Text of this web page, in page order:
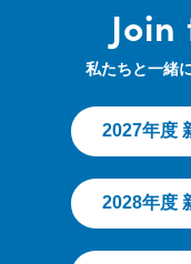
私たちと一緒
2027年度
2028年度